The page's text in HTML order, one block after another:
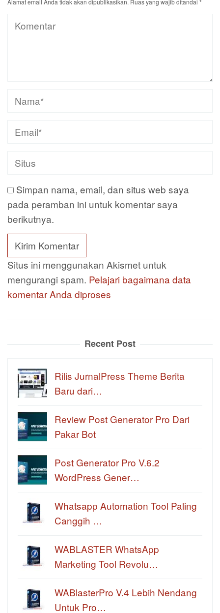
Simpan nama, email, dan situs web saya
pada peramban ini untuk komentar saya
berikutnya.
Situs ini menggunakan Akismet untuk
mengurangi spam. Pelajari bagaimana data
komentar Anda diproses
Recent Post
Rilis JurnalPress Theme Berita
Baru dari…
Review Post Generator Pro Dari
Pakar Bot
Post Generator Pro V.6.2
WordPress Gener…
Whatsapp Automation Tool Paling
Canggih …
WABLASTER WhatsApp
Marketing Tool Revolu…
WABlasterPro V.4 Lebih Nendang
Untuk Pro…